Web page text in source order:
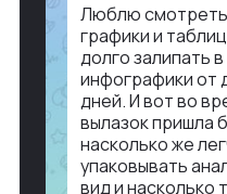
Люблю смотреть
графики и
долго залипать
инфографики от
дней. И вот во
вылазок пришла
насколько же
упаковывать
вид и насколько